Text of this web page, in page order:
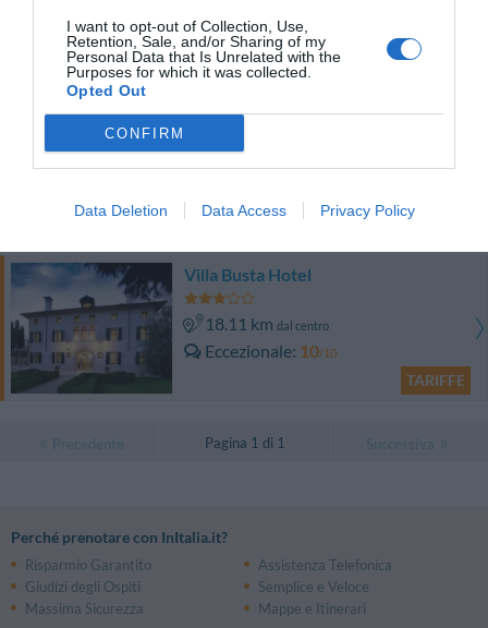
I want to opt-out of Collection, Use,
Retention, Sale, and/or Sharing of my
Personal Data that Is Unrelated with the
Purposes for which it was collected.
Opted Out
CONFIRM
Data Deletion Data Access Privacy Policy
0 Recensioni
TARIFFE
Albergo Ristorante Grappolo D'Oro
18.24 kmdal centro
TARIFFE
Villa Busta Hotel
18.11 km dal centro
Eccezionale 10/10
TARIFFE
Pagina 1 di 1
Perché prenotare con InItalia.it?
Risparmio Garantito
Assistenza Telefonica
Giudizi degli Ospiti
Semplice e Veloce
Massima Sicurezza
Mappe e Itinerari